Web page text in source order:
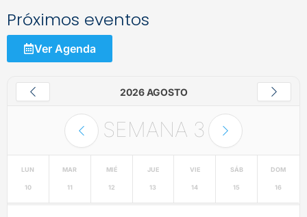
Próximos eventos
Ver Agenda
2026 AGOSTO
SEMANA 3
LUN
10
MAR
11
MIÉ
12
JUE
13
VIE
14
SÁB
15
DOM
16